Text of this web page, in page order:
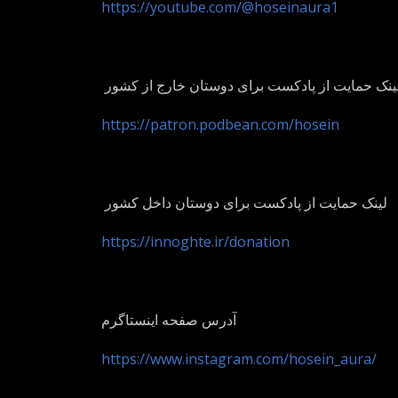
https://youtube.com/@hoseinaura1
حمایت از پادکست برای دوستان خارج از کشور
https://patron.podbean.com/hosein
لینک حمایت از پادکست برای دوستان داخل کشور
https://innoghte.ir/donation
آدرس صفحه اینستاگرم
https://www.instagram.com/hosein_aura/